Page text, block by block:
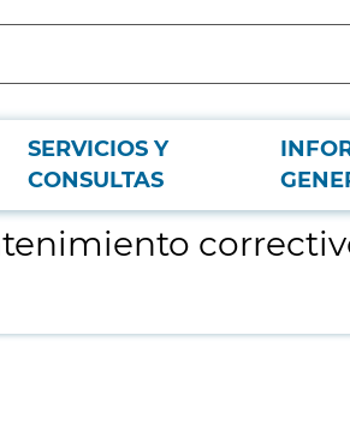
SERVICIOS Y
CONSULTAS
con tecnología Sepsa